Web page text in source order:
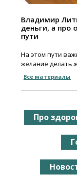
Владимир
деньги, а про
пути
На этом пути
желание делать
Все материалы
Про